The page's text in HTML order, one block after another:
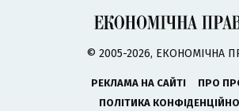
© 2005-2026, ЕКОНОМІЧНА
РЕКЛАМА НА САЙТІ
ПРО
ПОЛІТИКА